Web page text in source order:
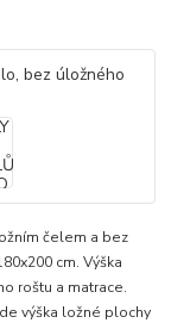
čelem a bez
cm. Výška
roštu a matrace.
výška ložné plochy